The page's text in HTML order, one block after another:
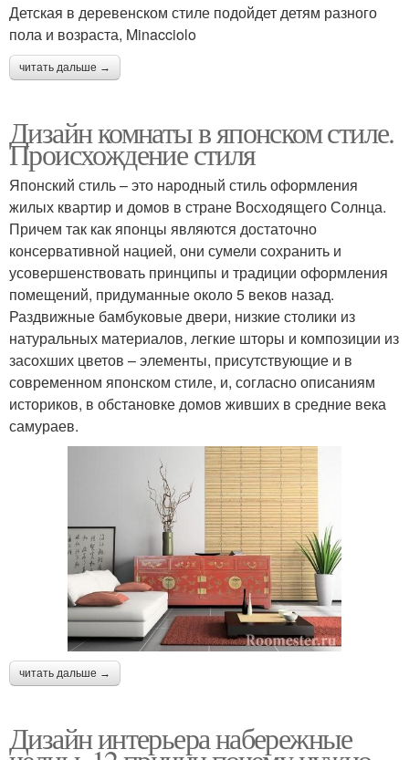
Детская в деревенском стиле подойдет детям разного
пола и возраста, Minacciolo
читать дальше →
Дизайн комнаты в японском стиле.
Происхождение стиля
Японский стиль – это народный стиль оформления
жилых квартир и домов в стране Восходящего Солнца.
Причем так как японцы являются достаточно
консервативной нацией, они сумели сохранить и
усовершенствовать принципы и традиции оформления
помещений, придуманные около 5 веков назад.
Раздвижные бамбуковые двери, низкие столики из
натуральных материалов, легкие шторы и композиции из
засохших цветов – элементы, присутствующие и в
современном японском стиле, и, согласно описаниям
историков, в обстановке домов живших в средние века
самураев.
читать дальше →
Дизайн интерьера набережные